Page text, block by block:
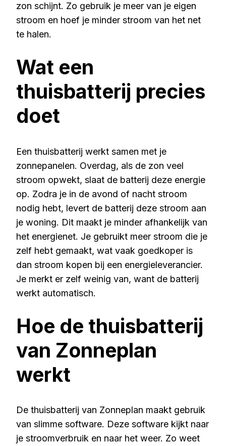
zon schijnt. Zo gebruik je meer van je eigen
stroom en hoef je minder stroom van het net
te halen.
Wat een
thuisbatterij precies
doet
Een thuisbatterij werkt samen met je
zonnepanelen. Overdag, als de zon veel
stroom opwekt, slaat de batterij deze energie
op. Zodra je in de avond of nacht stroom
nodig hebt, levert de batterij deze stroom aan
je woning. Dit maakt je minder afhankelijk van
het energienet. Je gebruikt meer stroom die je
zelf hebt gemaakt, wat vaak goedkoper is
dan stroom kopen bij een energieleverancier.
Je merkt er zelf weinig van, want de batterij
werkt automatisch.
Hoe de thuisbatterij
van Zonneplan
werkt
De thuisbatterij van Zonneplan maakt gebruik
van slimme software. Deze software kijkt naar
je stroomverbruik en naar het weer. Zo weet